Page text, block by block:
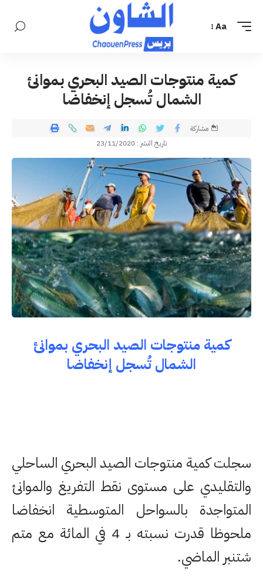
Aa
كمية منتوجات الصيد البحري بموانئ
الشمال تُسجل إنخفاضا
تاريخ النشر : 23/11/2020
مشاركة
كمية منتوجات الصيد البحري بموانئ
الشمال تُسجل إنخفاضا
سجلت كمية منتوجات الصيد البحري الساحلي
والتقليدي على مستوى نقط التفريغ والموانئ
المتواجدة بالسواحل المتوسطية انخفاضا
ملحوظا قدرت نسبته بـ 4 في المائة مع متم
شتنبر الماضي.